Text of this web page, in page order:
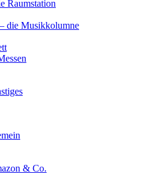
Raumstation
die Musikkolumne
& Co.